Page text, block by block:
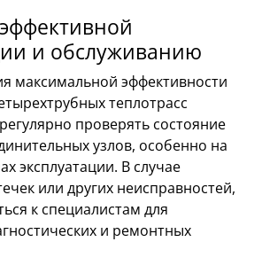
и обслуживанию
максимальной эффективности
теплотрасс
проверять состояние
узлов, особенно на
эксплуатации. В случае
или других неисправностей,
к специалистам для
и ремонтных